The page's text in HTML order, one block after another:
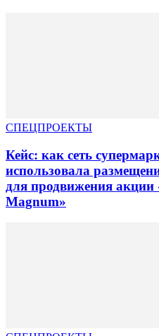
СПЕЦПРОЕКТЫ
Кейс: как сеть
использовала
для продвижения
Magnum»